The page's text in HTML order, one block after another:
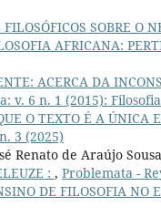
FILOSÓFICOS SOBRE O
AFRICANA:
ACERCA DA
v. 6 n. 1 (2015):
O TEXTO É A ÚNICA
3 (2025)
Renato de Araújo
: , Problemata -
DE FILOSOFIA NO